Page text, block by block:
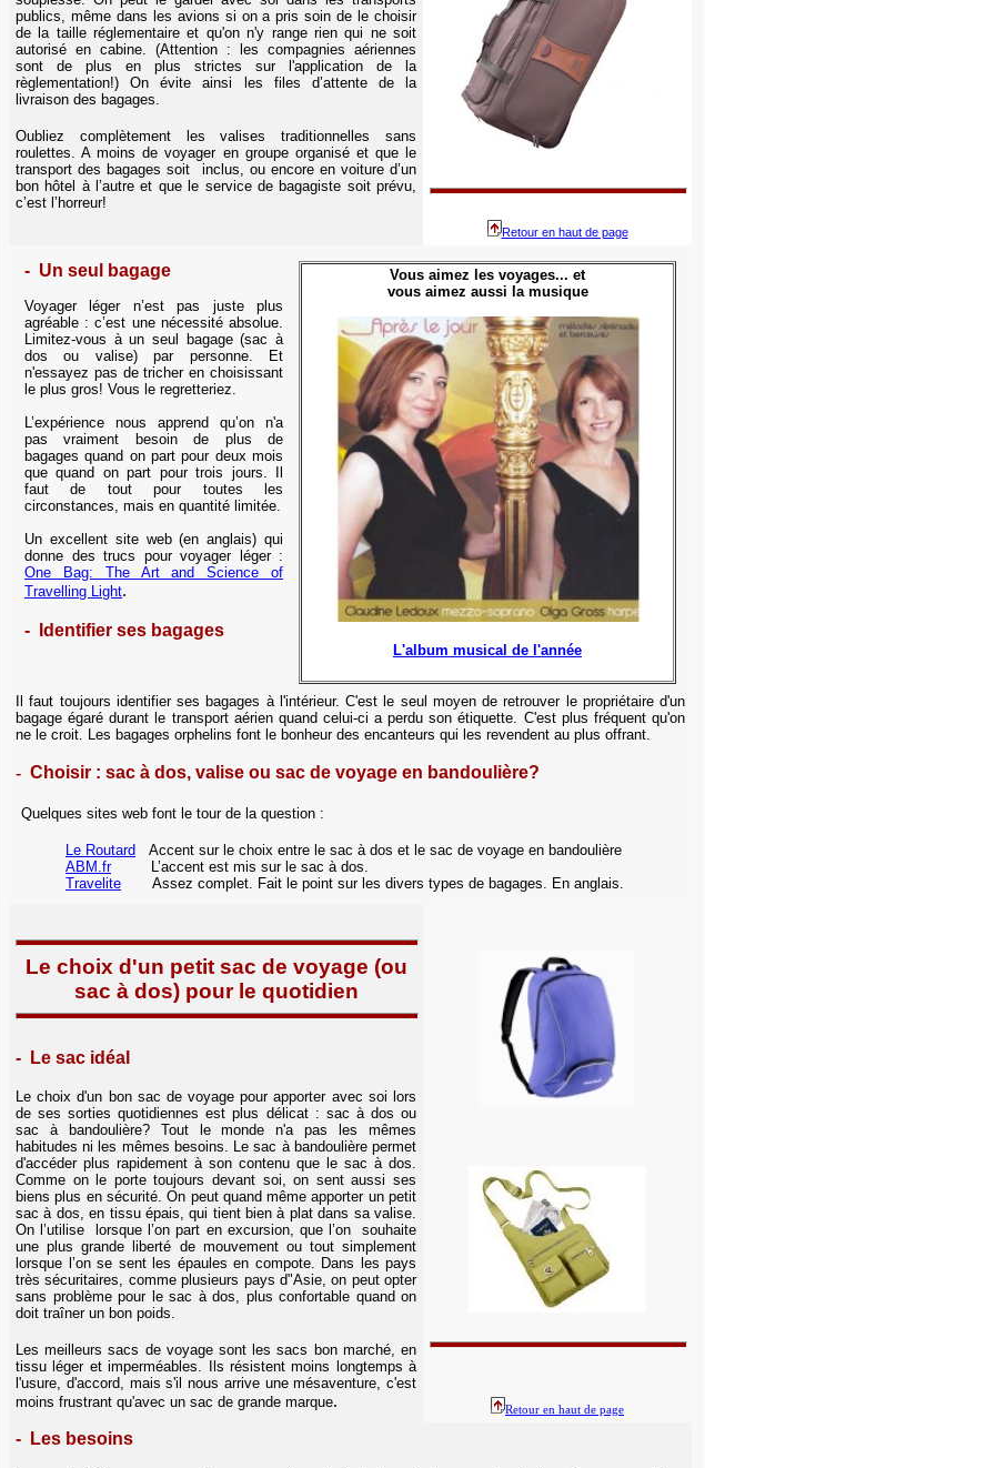
publics, même dans les avions si on a pris soin de le choisir
de la taille réglementaire et qu'on n'y range rien qui ne soit
autorisé en cabine. (Attention : les compagnies aériennes
sont de plus en plus strictes sur l'application de la
règlementation!) On évite ainsi les files d’attente de la
livraison des bagages.
Oubliez complètement les valises traditionnelles sans
roulettes. A moins de voyager en groupe organisé et que le
transport des bagages soit inclus, ou encore en voiture d’un
bon hôtel à l’autre et que le service de bagagiste soit prévu,
c’est l’horreur!
Retour en haut de page
- Un seul bagage
Voyager léger n’est pas juste plus
agréable : c’est une nécessité absolue.
Limitez-vous à un seul bagage (sac à
dos ou valise) par personne. Et
n'essayez pas de tricher en choisissant
le plus gros! Vous le regretteriez.
L’expérience nous apprend qu’on n'a
pas vraiment besoin de plus de
bagages quand on part pour deux mois
que quand on part pour trois jours. Il
faut de tout pour toutes les
circonstances, mais en quantité limitée.
Un excellent site web (en anglais) qui
donne des trucs pour voyager léger :
One Bag: The Art and Science of
Travelling Light.
- Identifier ses bagages
Vous aimez les voyages... et
vous aimez aussi la musique
L'album musical de l'année
Il faut toujours identifier ses bagages à l'intérieur. C'est le seul moyen de retrouver le propriétaire d'un
bagage égaré durant le transport aérien quand celui-ci a perdu son étiquette. C'est plus fréquent qu'on
ne le croit. Les bagages orphelins font le bonheur des encanteurs qui les revendent au plus offrant.
- Choisir : sac à dos, valise ou sac de voyage en bandoulière?
Quelques sites web font le tour de la question :
Le Routard
Accent sur le choix entre le sac à dos et le sac de voyage en bandoulière
ABM.frL’accent est mis sur le sac à dos.
Travelite Assez complet. Fait le point sur les divers types de bagages. En anglais.
Le choix d'un petit sac de voyage (ou
sac à dos) pour le quotidien
- Le sac idéal
Le choix d'un bon sac de voyage pour apporter avec soi lors
de ses sorties quotidiennes est plus délicat : sac à dos ou
sac à bandoulière? Tout le monde n'a pas les mêmes
habitudes ni les mêmes besoins. Le sac à bandoulière permet
d'accéder plus rapidement à son contenu que le sac à dos.
Comme on le porte toujours devant soi, on sent aussi ses
biens plus en sécurité. On peut quand même apporter un petit
sac à dos, en tissu épais, qui tient bien à plat dans sa valise.
On l’utilise lorsque l’on part en excursion, que l’on souhaite
une plus grande liberté de mouvement ou tout simplement
lorsque l’on se sent les épaules en compote. Dans les pays
très sécuritaires, comme plusieurs pays d"Asie, on peut opter
sans problème pour le sac à dos, plus confortable quand on
doit traîner un bon poids.
Les meilleurs sacs de voyage sont les sacs bon marché, en
tissu légeretimperméables. Ils résistent moins longtemps à
l'usure, d'accord, mais s'il nous arrive une mésaventure, c'est
moins frustrant qu'avec un sac de grande marque. Retour en haut de page
- Les besoins